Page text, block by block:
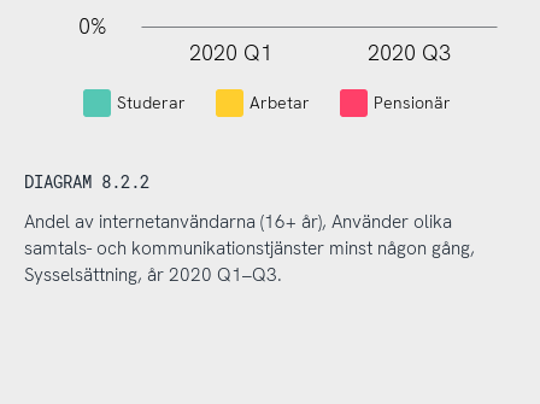
0%
2020 Q1 2020 Q3
Studerar Arbetar Pensionär
DIAGRAM 8.2.2
Andel av internetanvändarna (16+ år), Använder olika
samtals- och kommunikationstjänster minst någon gång,
Sysselsättning, år 2020 Q1–Q3.